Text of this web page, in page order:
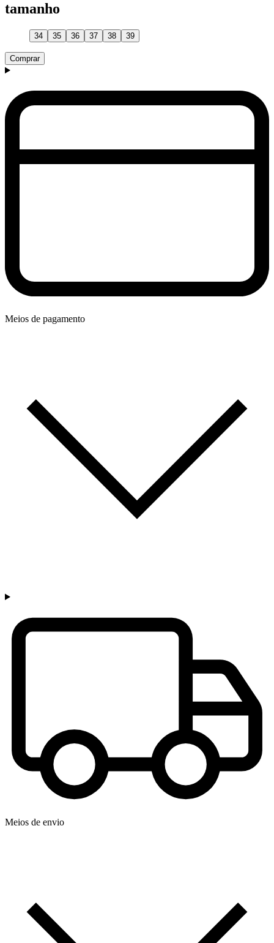
tamanho
34 35 36 37 38 39
Comprar
Meios de pagamento
Meios de envio